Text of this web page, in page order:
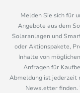
Melden Sie sich für
Angebote aus dem
Solaranlagen und
oder Aktionspakete,
Inhalte von
Anfragen für
Abmeldung ist jederzeit
Newsletter finden.